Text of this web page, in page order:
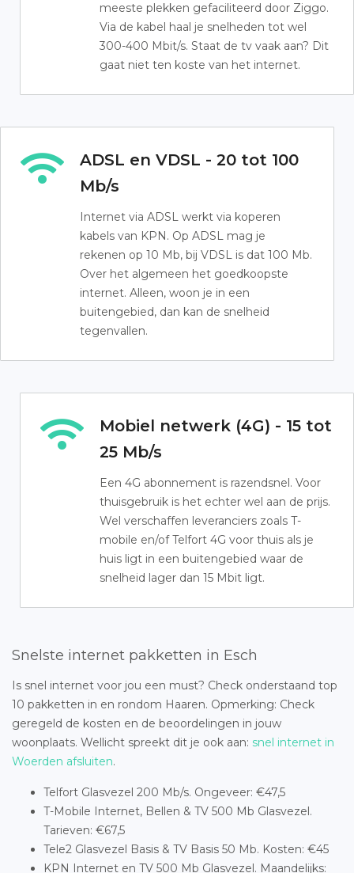
meeste plekken gefaciliteerd door Ziggo.
Via de kabel haal je snelheden tot wel
300-400 Mbit/s. Staat de tv vaak aan? Dit
gaat niet ten koste van het internet.
ADSL en VDSL - 20 tot 100
Mb/s
Internet via ADSL werkt via koperen
kabels van KPN. Op ADSL mag je
rekenen op 10 Mb, bij VDSL is dat 100 Mb.
Over het algemeen het goedkoopste
internet. Alleen, woon je in een
buitengebied, dan kan de snelheid
tegenvallen.
Mobiel netwerk (4G) - 15 tot
25 Mb/s
Een 4G abonnement is razendsnel. Voor
thuisgebruik is het echter wel aan de prijs.
Wel verschaffen leveranciers zoals T-
mobile en/of Telfort 4G voor thuis als je
huis ligt in een buitengebied waar de
snelheid lager dan 15 Mbit ligt.
Snelste internet pakketten in Esch
Is snel internet voor jou een must? Check onderstaand top
10 pakketten in en rondom Haaren. Opmerking: Check
geregeld de kosten en de beoordelingen in jouw
woonplaats. Wellicht spreekt dit je ook aan: snel internet in
Woerden afsluiten.
Telfort Glasvezel 200 Mb/s. Ongeveer: €47,5
T-Mobile Internet, Bellen & TV 500 Mb Glasvezel.
Tarieven: €67,5
Tele2 Glasvezel Basis & TV Basis 50 Mb. Kosten: €45
KPN Internet en TV 500 Mb Glasvezel. Maandelijks: